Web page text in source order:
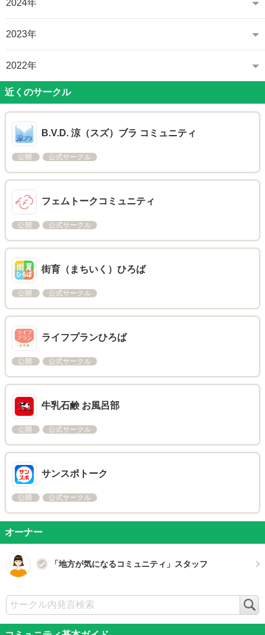
2024年
2023年
2022年
近くのサークル
B.V.D. 涼（スズ）ブラ コミュニティ
公開 公式サークル
フェムトークコミュニティ
公開 公式サークル
街育（まちいく）ひろば
公開 公式サークル
ライフプランひろば
公開 公式サークル
牛乳石鹸 お風呂部
公開 公式サークル
サンスポトーク
公開 公式サークル
オーナー
「地方が気になるコミュニティ」スタッフ
索